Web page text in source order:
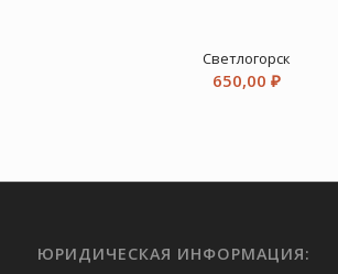
Светлогорск
650,00 ₽
ЮРИДИЧЕСКАЯ ИНФОРМАЦИЯ: